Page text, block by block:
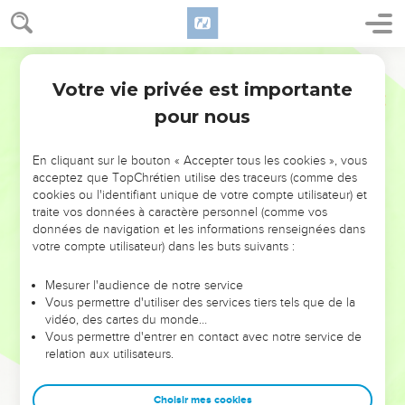
NE MANQUEZ PAS L’ÉVÉNEMENT
DE L’ANNÉE !
ET SI LEURS ERREURS POUVAIENT VOUS ÉVITER LES
VOTRES ?
leur foi ou leur vision. Mais on voit moins les doutes, les erreurs
et les saisons difficiles qu'ils ont traversés, alors même que ce
sont elles qui les ont façonnés.
Dans cette conférence, leaders, entrepreneurs, et responsables
clés pour avancer avec plus de sagesse afin que leurs erreurs
Votre vie privée est importante
pour nous
En cliquant sur le bouton « Accepter tous les cookies », vous
acceptez que TopChrétien utilise des traceurs (comme des
cookies ou l'identifiant unique de votre compte utilisateur) et
traite vos données à caractère personnel (comme vos
données de navigation et les informations renseignées dans
votre compte utilisateur) dans les buts suivants :
Mesurer l'audience de notre service
Vous permettre d'utiliser des services tiers tels que de la
vidéo, des cartes du monde…
Vous permettre d'entrer en contact avec notre service de
relation aux utilisateurs.
Choisir mes cookies